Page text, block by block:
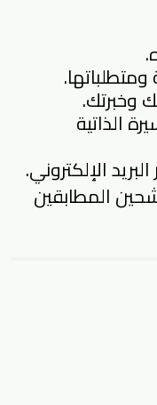
وخبرتك.
الذاتية
الإلكتروني.
المطابقين